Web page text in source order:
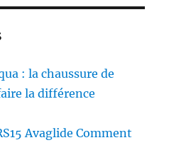
: la chaussure de
la différence
Avaglide Comment